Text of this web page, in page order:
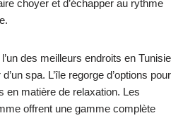
choyer et d’échapper au rythme
des meilleurs endroits en Tunisie
spa. L’île regorge d’options pour
en matière de relaxation. Les
offrent une gamme complète